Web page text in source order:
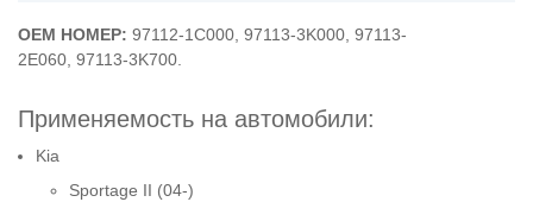
OEM НОМЕР: 97112-1C000, 97113-3K000, 97113-
2E060, 97113-3K700.
Применяемость на автомобили:
Kia
Sportage II (04-)